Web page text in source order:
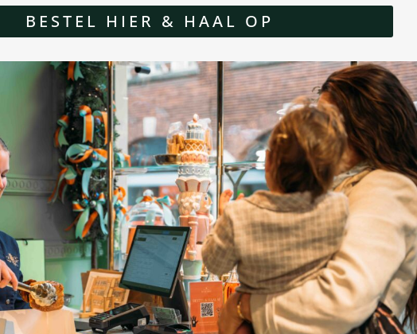
BESTEL HIER & HAAL OP